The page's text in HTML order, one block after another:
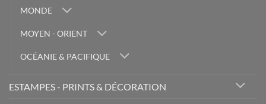
MONDE
MOYEN - ORIENT
OCÉANIE & PACIFIQUE
ESTAMPES - PRINTS & DÉCORATION